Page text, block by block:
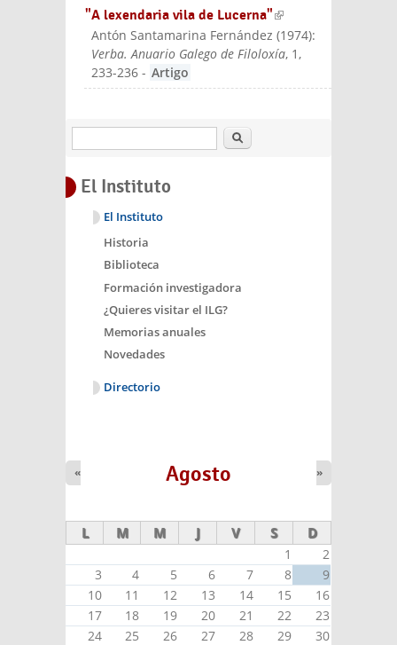
"A lexendaria vila de Lucerna"(link is
external)
Antón Santamarina Fernández (1974):
Verba. Anuario Galego de Filoloxía, 1,
233-236 - Artigo
Buscar
El Instituto
El Instituto
Historia
Biblioteca
Formación investigadora
¿Quieres visitar el ILG?
Memorias anuales
Novedades
Directorio
Agosto
« »
L M M J V S D
1
2
3
4 5 6 7 8
9
10
11 12 13 14 15
16
17
18 19 20 21 22
23
24
25 26 27 28 29 30